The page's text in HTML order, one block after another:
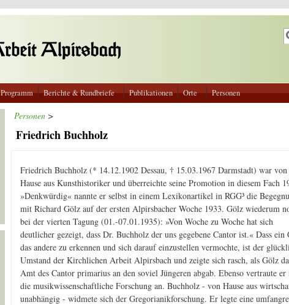
Programm Berichte & Rundbriefe Publikationen Orte Personen
Personen >
Friedrich Buchholz
Friedrich Buchholz (* 14.12.1902 Dessau, † 15.03.1967 Darmstadt) war von
Hause aus Kunsthistoriker und überreichte seine Promotion in diesem Fach
»Denkwürdig« nannte er selbst in einem Lexikonartikel in RGG³ die
mit Richard Gölz auf der ersten Alpirsbacher Woche 1933. Gölz wiederum
bei der vierten Tagung (01.-07.01.1935): »Von Woche zu Woche hat sich
deutlicher gezeigt, dass Dr. Buchholz der uns gegebene Cantor ist.« Dass ein
das andere zu erkennen und sich darauf einzustellen vermochte, ist der
Umstand der Kirchlichen Arbeit Alpirsbach und zeigte sich rasch, als Gölz
Amt des Cantor primarius an den soviel Jüngeren abgab. Ebenso vertraute
die musikwissenschaftliche Forschung an. Buchholz - von Hause aus
unabhängig - widmete sich der Gregorianikforschung. Er legte eine